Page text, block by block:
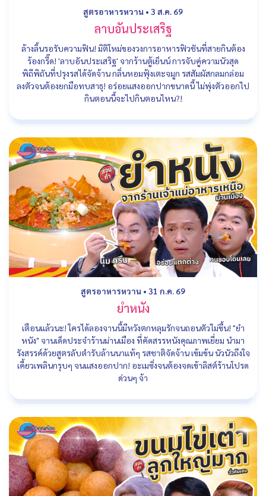
สูตรอาหารหวาน • 3 ส.ค. 69
ลาบอันประเสริฐ
ล้างลิ้นรอรับความฟิน! มิติใหม่ของวงการอาหารฟิวชันที่สายกินต้อง
ร้องกรี๊ด! 'ลาบอันประเสริฐ' จากร้านตู้เย็นน์ การจับคู่ความนัวสุด
พิถีพิถันที่ปรุงรสได้จัดจ้าน กลิ่นหอมฟุ้งเตะจมูก รสสัมผัสกลมกล่อม
ลงตัวจนต้องยกมือทบสาธุ! อร่อยแสงออกปากขนาดนี้ ไม่พุ่งตัวออกไป
กินตอนนี้จะไปกินตอนไหน?!
สูตรอาหารหวาน • 31 ก.ค. 69
ยำหนัง
เตือนแล้วนะ! ใครได้ลองจานนี้มีหวังตกหลุมรักจนถอนตัวไม่ขึ้น! "ยำ
หนัง" จานเด็ดประจำร้านม่านเมือง ที่คัดสรรหนังคุณภาพเยี่ยม นำมา
รังสรรค์ด้วยสูตรลับตำรับล้านนาแท้ๆ รสชาติจัดจ้าน เข้มข้น นัวนัวถึงใจ
เคี้ยวเพลินกรุบๆ จนแสงออกปาก! อะเมซิ่งจนต้องจดเข้าลิสต์ร้านโปรด
ด่วนๆ จ้า